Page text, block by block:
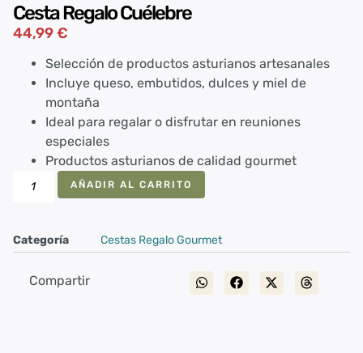
Cesta Regalo Cuélebre
44,99€
Selección de productos asturianos artesanales
Incluye queso, embutidos, dulces y miel de
montaña
Ideal para regalar o disfrutar en reuniones
especiales
Productos asturianos de calidad gourmet
AÑADIR AL CARRITO
Categoría Cestas Regalo Gourmet
Compartir